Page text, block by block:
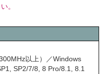
。
以上）／Windows
SP2/7/8, 8 Pro/8.1, 8.1